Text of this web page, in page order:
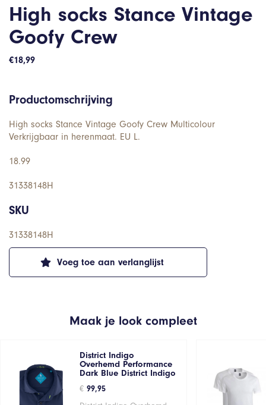
High socks Stance Vintage
Goofy Crew
€18,99
Voeg toe aan verlanglijst
Productomschrijving
High socks Stance Vintage Goofy Crew Multicolour
Verkrijgbaar in herenmaat. EU L.
18.99
31338148H
SKU
31338148H
Maak je look compleet
District Indigo
Overhemd Performance
Dark Blue District Indigo
€ 99,95